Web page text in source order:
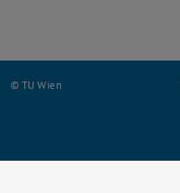
© TU Wien